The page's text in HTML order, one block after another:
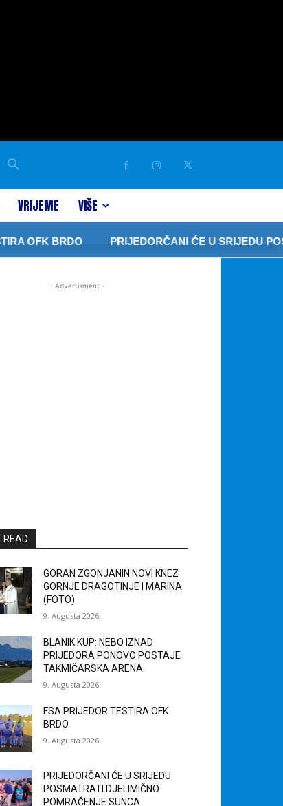
VRIJEME VIŠE
BRDO
PRIJEDORČANI ĆE U SRIJEDU
- Advertisment -
READ
GORAN ZGONJANIN NOVI KNEZ
GORNJE DRAGOTINJE I MARINA
(FOTO)
9. Augusta 2026.
BLANIK KUP: NEBO IZNAD
PRIJEDORA PONOVO POSTAJE
TAKMIČARSKA ARENA
9. Augusta 2026.
FSA PRIJEDOR TESTIRA OFK
BRDO
9. Augusta 2026.
PRIJEDORČANI ĆE U SRIJEDU
POSMATRATI DJELIMIČNO
POMRAČENJE SUNCA